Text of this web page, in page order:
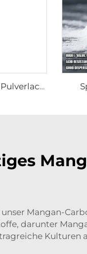
Bariumsulfat gefällt (Spezial für Pulverlacke)
Mangan-
darunter
Kulturen